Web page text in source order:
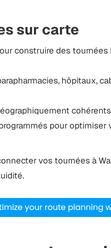
sur carte
construire des tournées
hôpitaux,
cohérents
pour optimiser
vos tournées à